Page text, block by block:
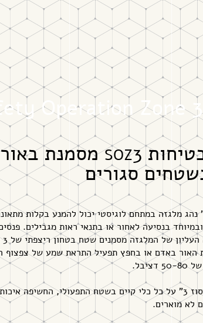
Operation Zone3
SOZ3 מסמנת
סגורים
מערכת "סוז3" נהג מלגזה במתחם לוגיסטי יכול להמנע בקלות
בנסיעה לאחור או בתנאי ראות מגבילים.
האור באדם או בחפץ תפעיל התראת שמע של צפצוף
ניתן להתקין את "סוז 3" על כל כלי קיים בשטח התפעולי, החשיפה
לא מוארים.